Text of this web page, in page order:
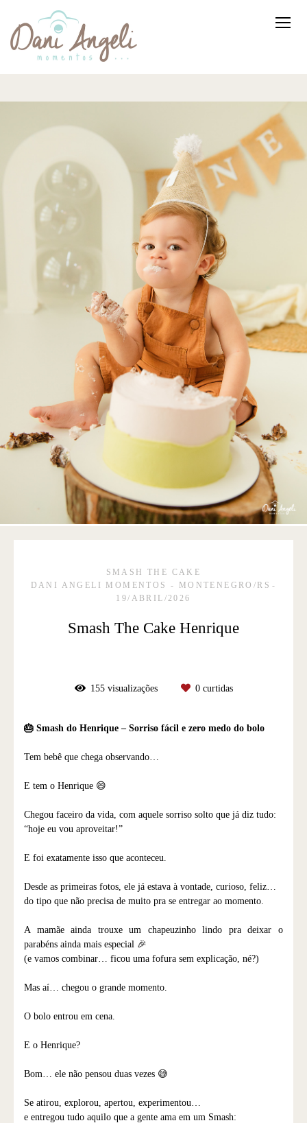
SMASH THE CAKE
DANI ANGELI MOMENTOS - MONTENEGRO/RS
19/ABRIL/2026
Smash The Cake Henrique
155visualizações 0curtidas
🎂 Smash do Henrique – Sorriso fácil e zero medo do bolo
Tem bebê que chega observando…
E tem o Henrique 😄
Chegou faceiro da vida, com aquele sorriso solto que já diz tudo:
“hoje eu vou aproveitar!”
E foi exatamente isso que aconteceu.
Desde as primeiras fotos, ele já estava à vontade, curioso, feliz…
do tipo que não precisa de muito pra se entregar ao momento.
A mamãe ainda trouxe um chapeuzinho lindo pra deixar o
parabéns ainda mais especial 🎉
(e vamos combinar… ficou uma fofura sem explicação, né?)
Mas aí… chegou o grande momento.
O bolo entrou em cena.
E o Henrique?
Bom… ele não pensou duas vezes 😅
Se atirou, explorou, apertou, experimentou…
e entregou tudo aquilo que a gente ama em um Smash: